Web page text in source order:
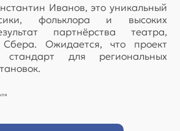
Иванов, это уникальный
фольклора и высоких
партнёрства театра,
Ожидается, что проект
для региональных